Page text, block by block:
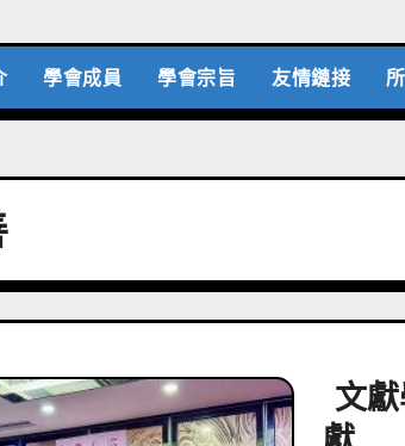
學會成員 學會宗旨 友情鏈接
文